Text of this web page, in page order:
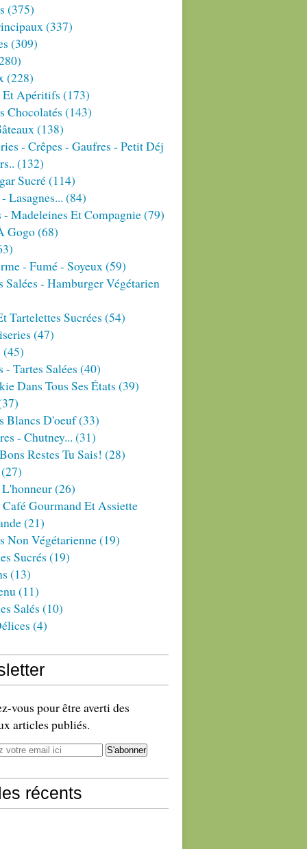
(375)
(337)
(309)
(228)
Et Apéritifs (173)
Chocolatés (143)
(138)
- Crêpes - Gaufres - Petit Déj
(132)
Sucré(114)
Lasagnes... (84)
Madeleines Et Compagnie(79)
Gogo(68)
- Fumé - Soyeux(59)
Salées - Hamburger Végétarien
Tartelettes Sucrées (54)
(47)
(45)
- Tartes Salées (40)
Dans Tous Ses États (39)
Blancs D'oeuf(33)
- Chutney... (31)
Restes Tu Sais! (28)
(27)
(26)
Gourmand Et Assiette
(21)
Non Végétarienne(19)
Sucrés (19)
(13)
(11)
Salés (10)
(4)
vous pour être averti des
articles publiés.
récents